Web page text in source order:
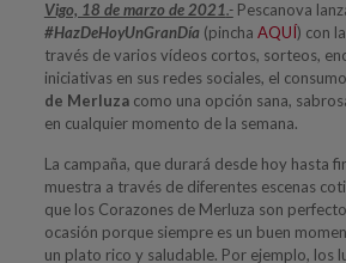
Vigo, 18 de marzo de 2021.-Pescanova
#HazDeHoyUnGranDía (pincha AQUÍ) con
través de varios vídeos cortos, sorteos,
iniciativas en sus redes sociales, el
de Merluzacomo una opción sana,
en cualquier momento de la semana.
La campaña, que durará desde hoy hasta
muestra a través de diferentes escenas
que los Corazones de Merluza son
ocasión porque siempre es un buen
un plato rico y saludable. Por ejemplo, los